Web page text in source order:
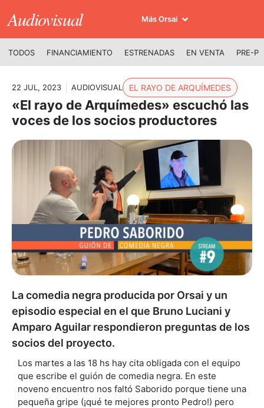
Audiovisual Más Orsai
TODOS FINANCIAMIENTO ESTRENADAS EN VENTA PRE-
22 JUL, 2023 AUDIOVISUAL EL RAYO DE ARQUÍMEDES
«El rayo de Arquímedes» escuchó las
voces de los socios productores
La comedia negra producida por Orsai y un
episodio especial en el que Bruno Luciani y
Amparo Aguilar respondieron preguntas de los
socios del proyecto.
Los martes a las 18 hs hay cita obligada con el equipo
que escribe el guión de comedia negra. En este
noveno encuentro nos faltó Saborido porque tiene una
pequeña gripe (¡qué te mejores pronto Pedro!) pero